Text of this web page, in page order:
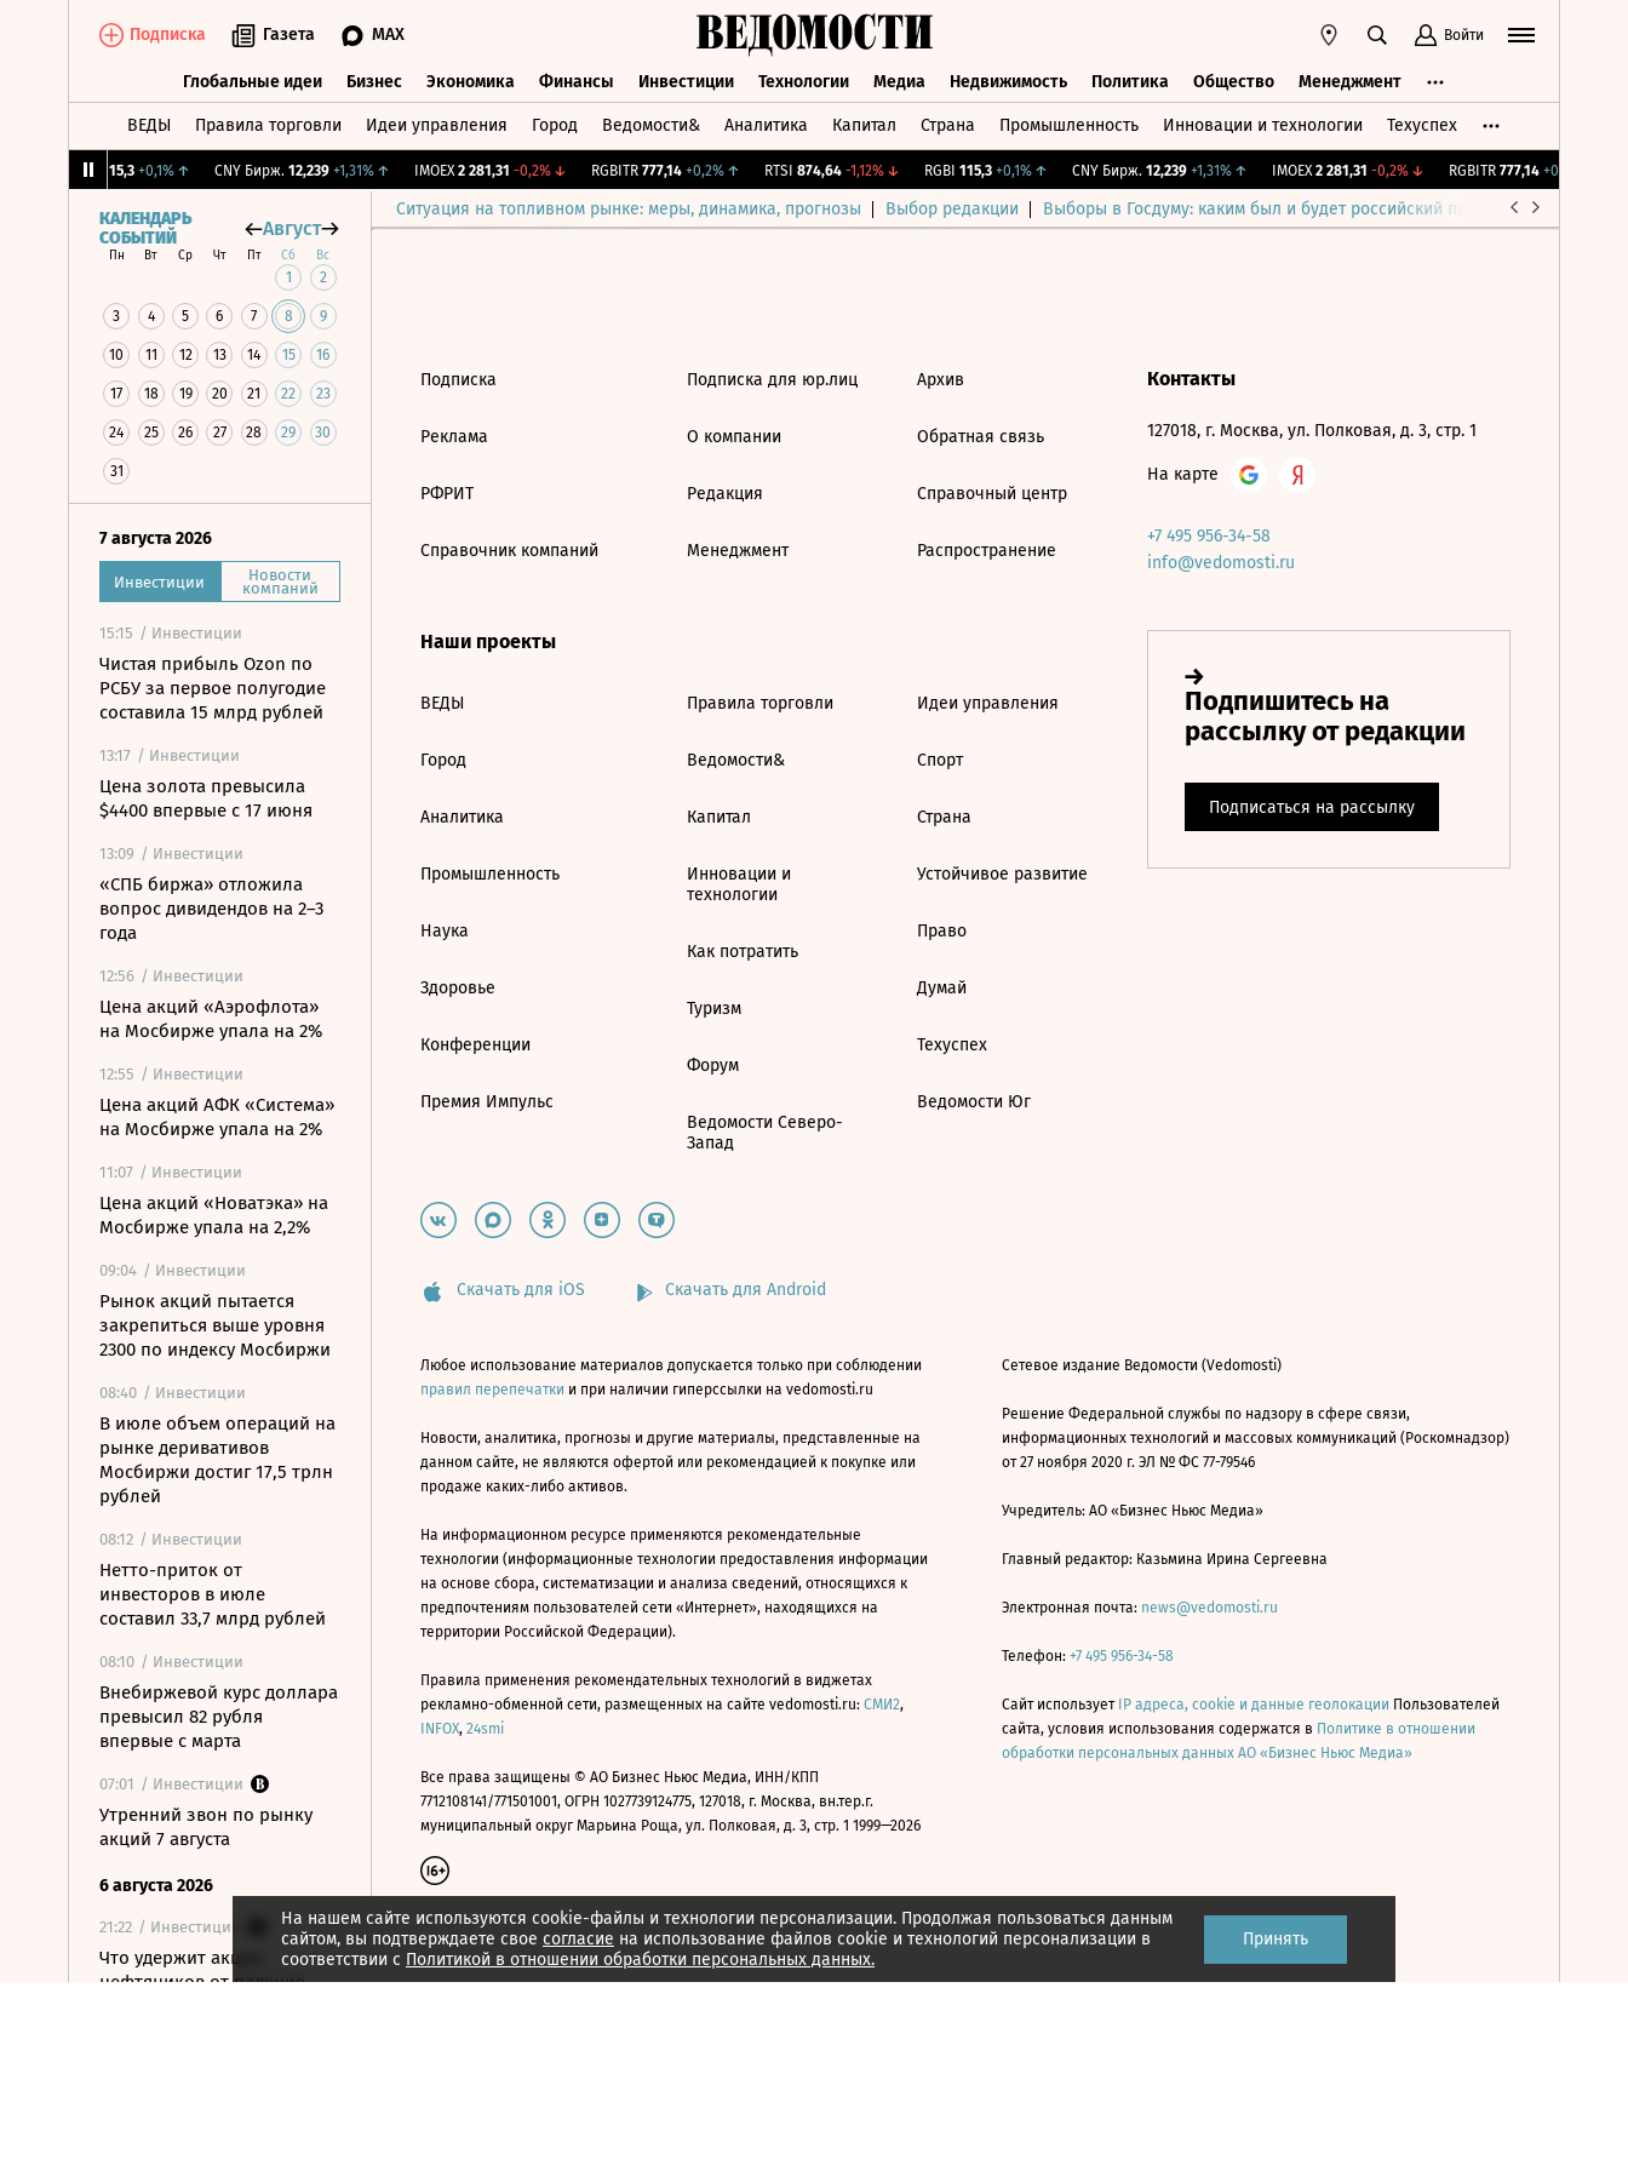
Подписка Газета MAX Войти
Глобальные идеи Бизнес Экономика Финансы Инвестиции Технологии Медиа Недвижимость Политика Общество Менеджмент
ВЕДЫ Правила торговли Идеи управления Город Ведомости& Аналитика Капитал Страна Промышленность Инновации и технологии Техуспех
115,3 +0,1%↑ CNY Бирж. 12,239 +1,31%↑ IMOEX 2 281,31 -0,2%↓ RGBITR 777,14 +0,2%↑ RTSI 874,64 -1,12%↓ RGBI 115,3 +0,1%↑ CNY Бирж. 12,239 +1,31%↑ IMOEX 2 281,31 -0,2%↓ RGBITR 777,14 +0,2%
Ситуация на топливном рынке: меры, динамика, прогнозы Выбор редакции Выборы в Госдуму: каким был и будет российский парламент
КАЛЕНДАРЬ
СОБЫТИЙ
Август
Пн Вт Ср Чт Пт Сб Вс
1 2
3 4 5 6 7 8 9
10 11 12 13 14 15 16
17 18 19 20 21 22 23
24 25 26 27 28 29 30
31
7 августа 2026
Инвестиции Новости
компаний
15:15 / Инвестиции
Чистая прибыль Ozon по
РСБУ за первое полугодие
составила 15 млрд рублей
13:17 / Инвестиции
Цена золота превысила
$4400 впервые с 17 июня
13:09 / Инвестиции
«СПБ биржа» отложила
вопрос дивидендов на 2–3
года
12:56 / Инвестиции
Цена акций «Аэрофлота»
на Мосбирже упала на 2%
12:55 / Инвестиции
Цена акций АФК «Система»
на Мосбирже упала на 2%
11:07 / Инвестиции
Цена акций «Новатэка» на
Мосбирже упала на 2,2%
09:04 / Инвестиции
Рынок акций пытается
закрепиться выше уровня
2300 по индексу Мосбиржи
08:40 / Инвестиции
В июле объем операций на
рынке деривативов
Мосбиржи достиг 17,5 трлн
рублей
08:12 / Инвестиции
Нетто-приток от
инвесторов в июле
составил 33,7 млрд рублей
08:10 / Инвестиции
Внебиржевой курс доллара
превысил 82 рубля
впервые с марта
07:01 / Инвестиции
Утренний звон по рынку
акций 7 августа
6 августа 2026
21:22 / Инвестиции
Что удержит акции
нефтяников от падения
На нашем сайте используются cookie-файлы и технологии персонализации. Продолжая пользоваться данным
сайтом, вы подтверждаете свое согласие на использование файлов cookie и технологий персонализации в
соответствии с Политикой в отношении обработки персональных данных.
Принять
Подписка
Реклама
РФРИТ
Справочник компаний
Подписка для юр.лиц
О компании
Редакция
Менеджмент
Архив
Обратная связь
Справочный центр
Распространение
Наши проекты
ВЕДЫ
Город
Аналитика
Промышленность
Наука
Здоровье
Конференции
Премия Импульс
Правила торговли
Ведомости&
Капитал
Инновации и
технологии
Как потратить
Туризм
Форум
Ведомости Северо-
Запад
Идеи управления
Спорт
Страна
Устойчивое развитие
Право
Думай
Техуспех
Ведомости Юг
Контакты
127018, г. Москва, ул. Полковая, д. 3, стр. 1
На карте
+7 495 956-34-58
info@vedomosti.ru
Скачать для iOS Скачать для Android
Любое использование материалов допускается только при соблюдении
правил перепечатки и при наличии гиперссылки на vedomosti.ru
Новости, аналитика, прогнозы и другие материалы, представленные на
данном сайте, не являются офертой или рекомендацией к покупке или
продаже каких-либо активов.
На информационном ресурсе применяются рекомендательные
технологии (информационные технологии предоставления информации
на основе сбора, систематизации и анализа сведений, относящихся к
предпочтениям пользователей сети «Интернет», находящихся на
территории Российской Федерации).
Правила применения рекомендательных технологий в виджетах
рекламно-обменной сети, размещенных на сайте vedomosti.ru: СМИ2,
INFOX, 24smi
Все права защищены © АО Бизнес Ньюс Медиа, ИНН/КПП
7712108141/771501001, ОГРН 1027739124775, 127018, г. Москва, вн.тер.г.
муниципальный округ Марьина Роща, ул. Полковая, д. 3, стр. 1 1999—2026
Сетевое издание Ведомости (Vedomosti)
Решение Федеральной службы по надзору в сфере связи,
информационных технологий и массовых коммуникаций (Роскомнадзор)
от 27 ноября 2020 г. ЭЛ № ФС 77-79546
Учредитель: АО «Бизнес Ньюс Медиа»
Главный редактор: Казьмина Ирина Сергеевна
Электронная почта: news@vedomosti.ru
Телефон: +7 495 956-34-58
Сайт использует IP адреса, cookie и данные геолокации Пользователей
сайта, условия использования содержатся в Политике в отношении
обработки персональных данных АО «Бизнес Ньюс Медиа»